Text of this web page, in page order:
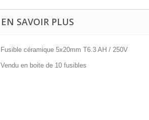
EN SAVOIR PLUS
Fusible céramique 5x20mm T6.3 AH / 250V
Vendu en boite de 10 fusibles